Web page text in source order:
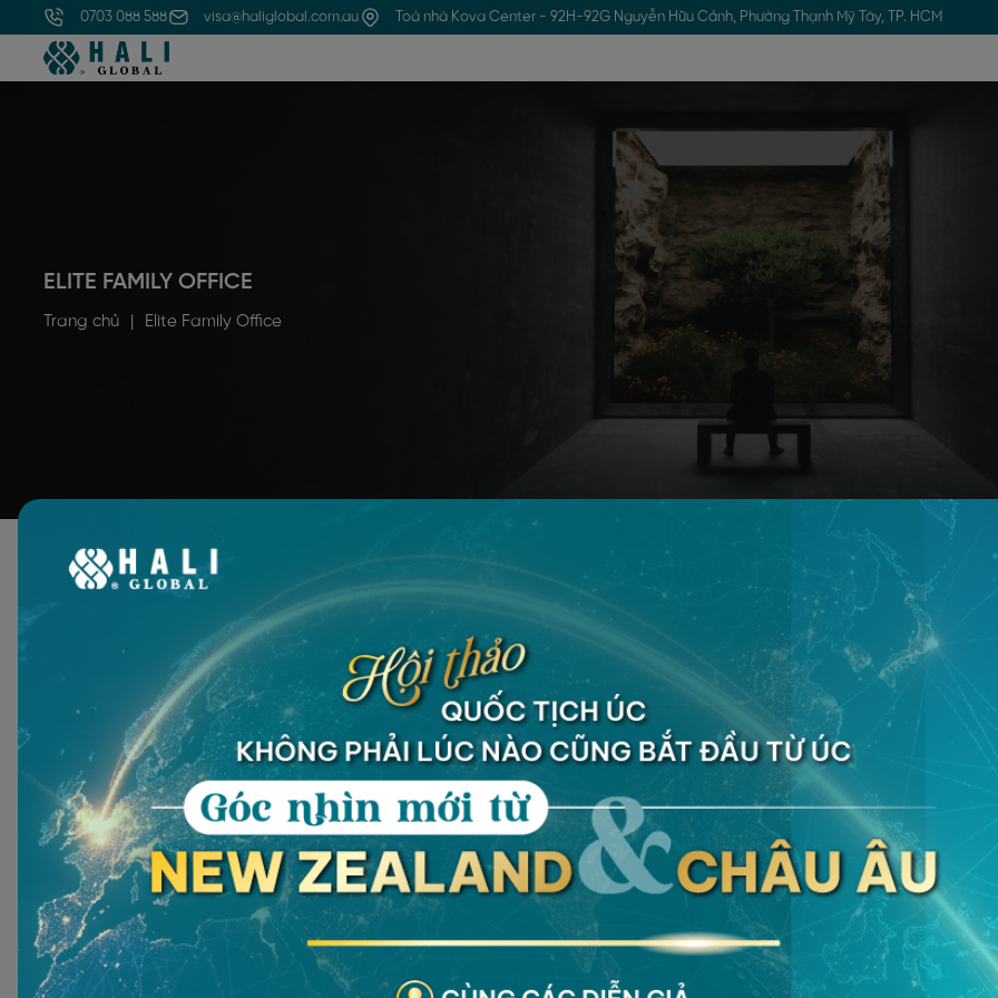
0703 088 588 visa@haliglobal.com.au Toà nhà Kova Center - 92H-92G Nguyễn Hữu Cảnh, Phường Thạnh Mỹ Tây, TP. HCM
ELITE FAMILY OFFICE
Trang chủ Elite Family Office
GIẢI PHÁP QUẢN LÝ GIA SẢN TOÀN DIỆN
Tại HALI Global, chúng tôi cung cấp dịch vụ quản trị gia sản toàn diện dành cho cá nhân và
Với định hướng dài hạn và tư duy toàn cầu, chúng tôi tập trung vào việc bảo toàn, tối ưuvà
đồng thời chuẩn bị cho quá trình chuyển giao thế hệ trong tương